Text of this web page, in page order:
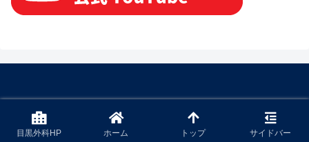
目黒外科HP ホーム トップ サイドバー